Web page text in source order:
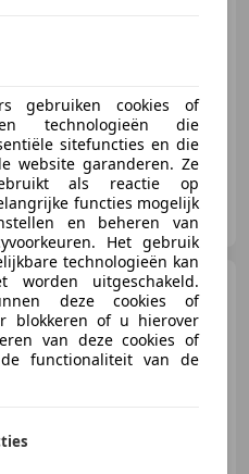
Tesla Model 3Long Range
AWD 75 kWh | Autopilot |
Trekhaak | SOH
gebruiken cookies of
technologieën die
sitefuncties en die
website garanderen. Ze
als reactie op
functies mogelijk
en beheren van
Het gebruik
technologieën kan
worden uitgeschakeld.
deze cookies of
blokkeren of u hierover
van deze cookies of
functionaliteit van de